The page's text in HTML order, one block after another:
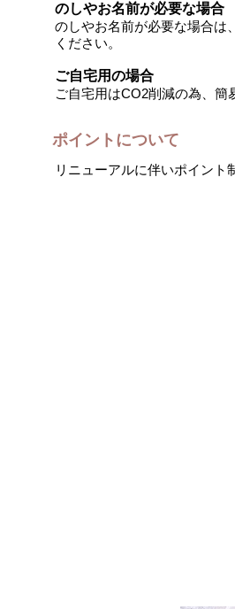
のしやお名前が必要な場合
のしやお名前が必要な場合は
ください。
ご自宅用の場合
ご自宅用はCO2削減の為、簡
ポイントについて
リニューアルに伴いポイント